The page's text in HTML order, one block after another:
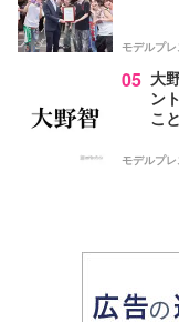
モデルプレ
05 大
ン
こ
モデルプレ